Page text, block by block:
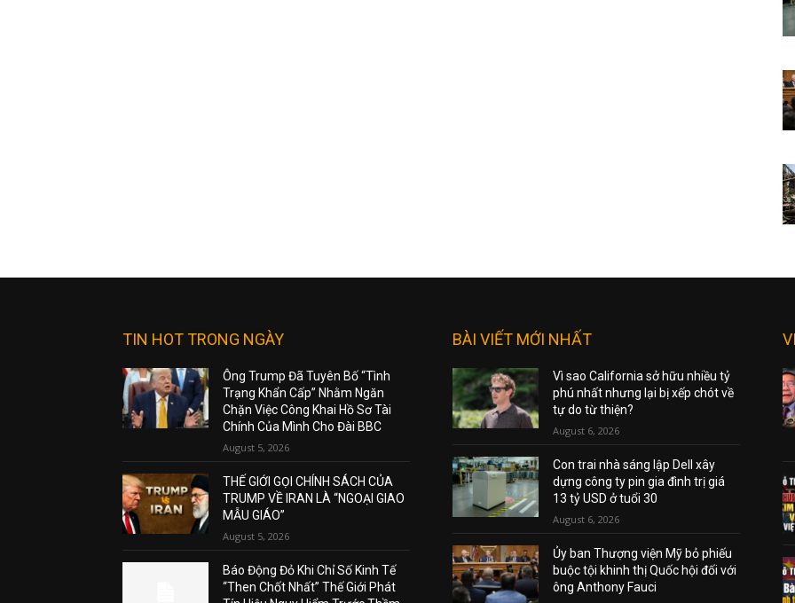
TIN HOT TRONG NGÀY
Ông Trump Đã Tuyên Bố “Tình
Trạng Khẩn Cấp” Nhằm Ngăn
Chặn Việc Công Khai Hồ Sơ Tài
Chính Của Mình Cho Đài BBC
August 5, 2026
THẾ GIỚI GỌI CHÍNH SÁCH CỦA
TRUMP VỀ IRAN LÀ “NGOẠI GIAO
MẪU GIÁO”
August 5, 2026
Báo Động Đỏ Khi Chỉ Số Kinh Tế
“Then Chốt Nhất” Thế Giới Phát
BÀI VIẾT MỚI NHẤT
Vì sao California sở hữu nhiều tỷ
phú nhất nhưng lại bị xếp chót về
tự do từ thiện?
August 6, 2026
Con trai nhà sáng lập Dell xây
dựng công ty pin gia đình trị giá
13 tỷ USD ở tuổi 30
August 6, 2026
Ủy ban Thượng viện Mỹ bỏ phiếu
buộc tội khinh thị Quốc hội đối với
ông Anthony Fauci